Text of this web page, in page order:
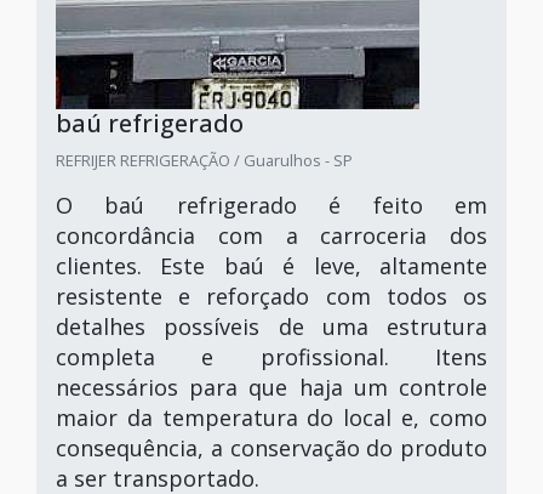
baú refrigerado
REFRIJER REFRIGERAÇÃO / Guarulhos - SP
O baú refrigerado é feito em
concordância com a carroceria dos
clientes. Este baú é leve, altamente
resistente e reforçado com todos os
detalhes possíveis de uma estrutura
completa e profissional. Itens
necessários para que haja um controle
maior da temperatura do local e, como
consequência, a conservação do produto
a ser transportado.